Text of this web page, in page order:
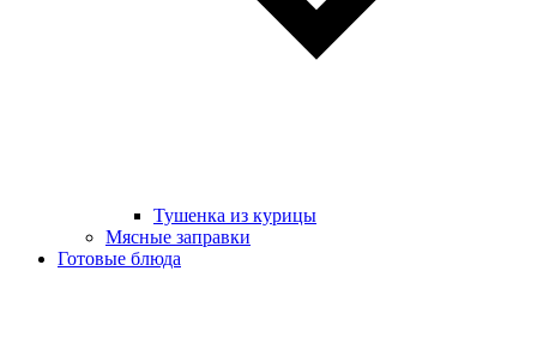
Тушенка из курицы
Мясные заправки
Готовые блюда